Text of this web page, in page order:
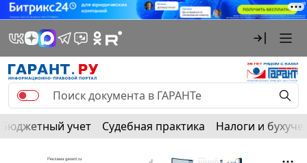
Бюджетный учет Судебная практика Налоги и